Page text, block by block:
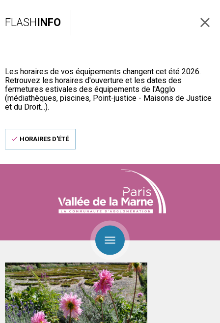
FLASHINFO
Les horaires de vos équipements changent cet été 2026.
Retrouvez les horaires d'ouverture et les dates des
fermetures estivales des équipements de l'Agglo
(médiathèques, piscines, Point-justice - Maisons de Justice
et du Droit...).
HORAIRES D'ÉTÉ